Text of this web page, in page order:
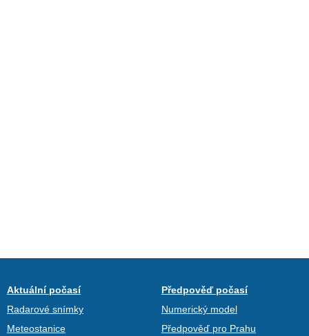
Aktuální počasí
Radarové snímky
Meteostanice
Předpověď počasí
Numerický model
Předpověď pro Prahu